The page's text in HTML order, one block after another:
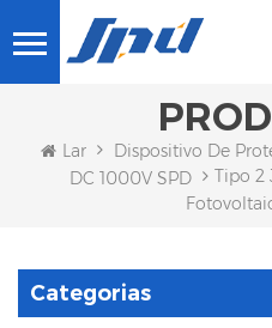
Lar
Dispositivo De
DC 1000V SPD
Tipo 2
Categorias